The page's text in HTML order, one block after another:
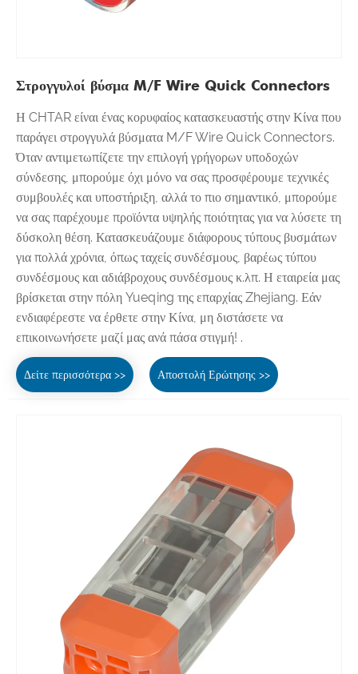
Στρογγυλοί βύσμα M/F Wire Quick Connectors
Η CHTAR είναι ένας κορυφαίος κατασκευαστής στην Κίνα που
παράγει στρογγυλά βύσματα M/F Wire Quick Connectors.
Όταν αντιμετωπίζετε την επιλογή γρήγορων υποδοχών
σύνδεσης, μπορούμε όχι μόνο να σας προσφέρουμε τεχνικές
συμβουλές και υποστήριξη, αλλά το πιο σημαντικό, μπορούμε
να σας παρέχουμε προϊόντα υψηλής ποιότητας για να λύσετε τη
δύσκολη θέση. Κατασκευάζουμε διάφορους τύπους βυσμάτων
για πολλά χρόνια, όπως ταχείς συνδέσμους, βαρέως τύπου
συνδέσμους και αδιάβροχους συνδέσμους κ.λπ. Η εταιρεία μας
βρίσκεται στην πόλη Yueqing της επαρχίας Zhejiang. Εάν
ενδιαφέρεστε να έρθετε στην Κίνα, μη διστάσετε να
επικοινωνήσετε μαζί μας ανά πάσα στιγμή! .
Δείτε περισσότερα >> Αποστολή Ερώτησης >>